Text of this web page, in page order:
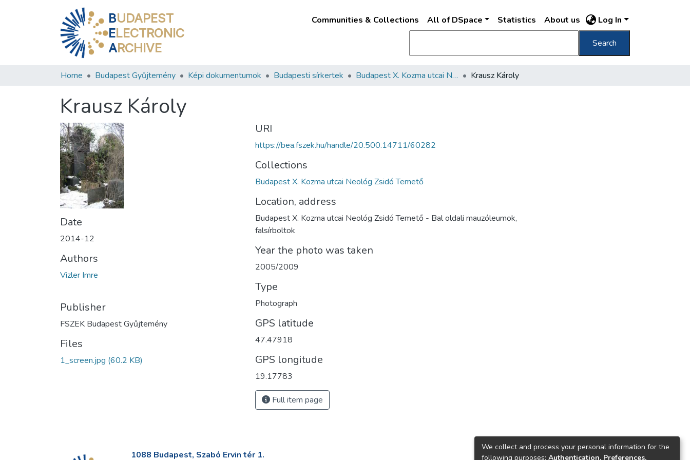
BUDAPEST
ELECTRONIC
ARCHIVE
Communities & Collections All of DSpace Statistics About us Log In
Search
Home Budapest Gyűjtemény Képi dokumentumok Budapesti sírkertek Budapest X. Kozma utcai Neológ Zsidó Temető Krausz Károly
Krausz Károly
Date
2014-12
Authors
Vizler Imre
Publisher
FSZEK Budapest Gyűjtemény
Files
1_screen.jpg (60.2 KB)
URI
https://bea.fszek.hu/handle/20.500.14711/60282
Collections
Budapest X. Kozma utcai Neológ Zsidó Temető
Location, address
Budapest X. Kozma utcai Neológ Zsidó Temető - Bal oldali mauzóleumok,
falsírboltok
Year the photo was taken
2005/2009
Type
Photograph
GPS latitude
47.47918
GPS longitude
19.17783
Full item page
1088 Budapest, Szabó Ervin tér 1.
We collect and process your personal information for the
following purposes: Authentication, Preferences,